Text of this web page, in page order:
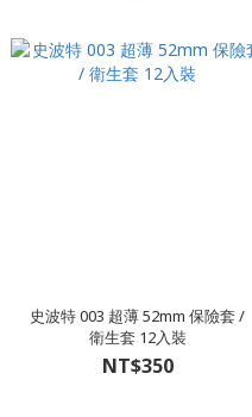
史波特 003 超薄 52mm 保險套 /
衛生套 12入裝
NT$350